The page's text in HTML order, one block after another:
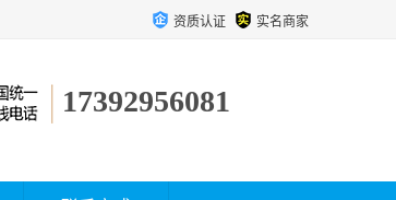
资质认证 实名商家
17392956081